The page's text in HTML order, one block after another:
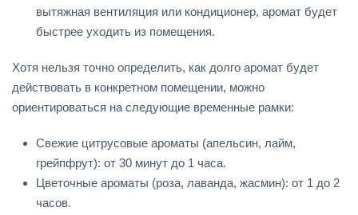
вытяжная вентиляция или кондиционер, аромат будет
быстрее уходить из помещения.
Хотя нельзя точно определить, как долго аромат будет
действовать в конкретном помещении, можно
ориентироваться на следующие временные рамки:
Свежие цитрусовые ароматы (апельсин, лайм,
грейпфрут): от 30 минут до 1 часа.
Цветочные ароматы (роза, лаванда, жасмин): от 1 до 2
часов.